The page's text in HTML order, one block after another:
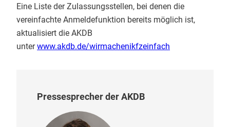
Eine Liste der Zulassungsstellen, bei denen die
vereinfachte Anmeldefunktion bereits möglich ist,
aktualisiert die AKDB
unterwww.akdb.de/wirmachenikfzeinfach
Pressesprecher der AKDB